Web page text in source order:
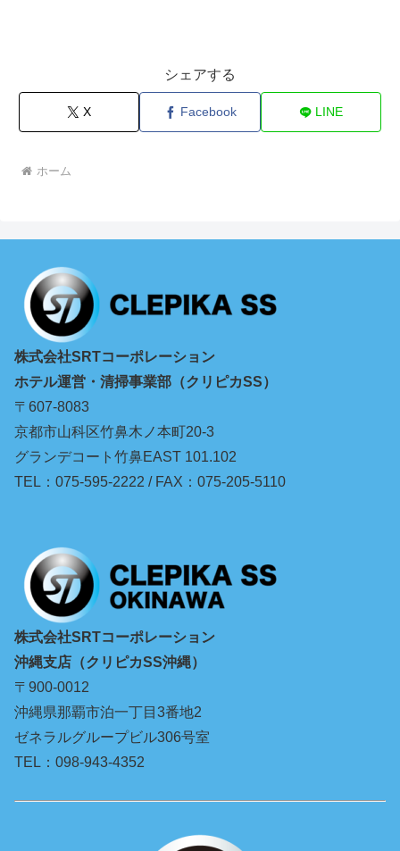
シェアする
X Facebook LINE
ホーム
株式会社SRTコーポレーション
ホテル運営・清掃事業部（クリピカSS）
〒607-8083
京都市山科区竹鼻木ノ本町20-3
グランデコート竹鼻EAST 101.102
TEL：075-595-2222 / FAX：075-205-5110
株式会社SRTコーポレーション
沖縄支店（クリピカSS沖縄）
〒900-0012
沖縄県那覇市泊一丁目3番地2
ゼネラルグループビル306号室
TEL：098-943-4352